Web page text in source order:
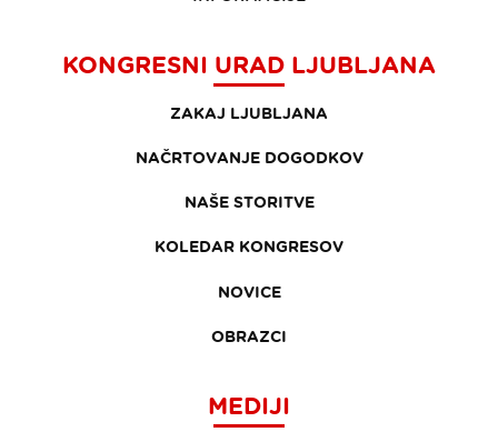
KONGRESNI URAD LJUBLJANA
ZAKAJ LJUBLJANA
NAČRTOVANJE DOGODKOV
NAŠE STORITVE
KOLEDAR KONGRESOV
NOVICE
OBRAZCI
MEDIJI